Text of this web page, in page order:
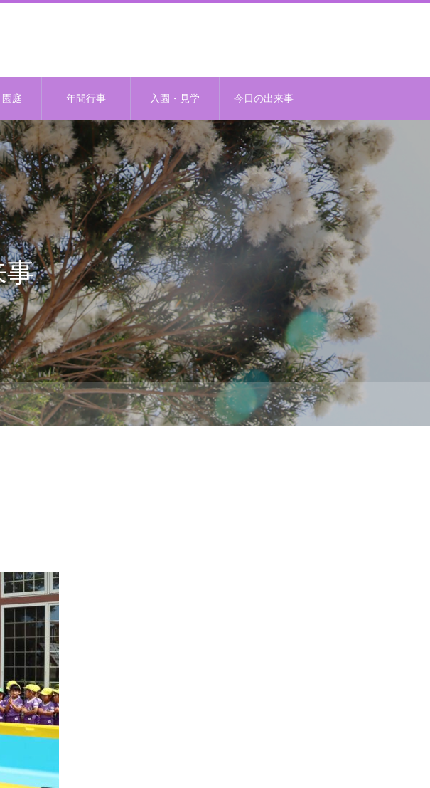
園庭 年間行事 入園・見学 今日の出来事
事